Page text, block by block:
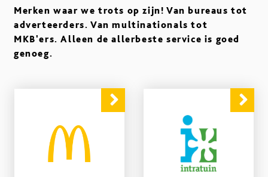
Merken waar we trots op zijn! Van bureaus tot
adverteerders. Van multinationals tot
MKB'ers. Alleen de allerbeste service is goed
genoeg.